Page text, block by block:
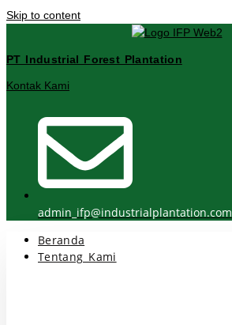
Skip to content
PT Industrial Forest Plantation
Kontak Kami
admin_ifp@industrialplantation.com
Beranda
Tentang Kami